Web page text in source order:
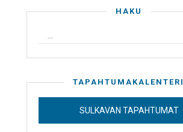
HAKU
TAPAHTUMAKALENTERI
SULKAVAN TAPAHTUMAT